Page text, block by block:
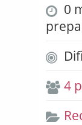
0
4